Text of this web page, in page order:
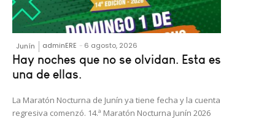
Junín adminERE - 6 agosto, 2026
Hay noches que no se olvidan. Esta es
una de ellas.
La Maratón Nocturna de Junín ya tiene fecha y la cuenta
regresiva comenzó. 14.ª Maratón Nocturna Junín 2026